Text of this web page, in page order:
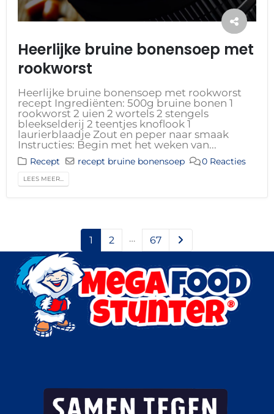
Heerlijke bruine bonensoep met
rookworst
Heerlijke bruine bonensoep met rookworst
recept Ingrediënten: 500g bruine bonen 1
rookworst 2 uien 2 wortels 2 stengels
bleekselderij 2 teentjes knoflook 1
laurierblaadje Zout en peper naar smaak
Instructies: Begin met het weken van...
Recept recept bruine bonensoep 0 Reacties
LEES MEER...
1 2 … 67